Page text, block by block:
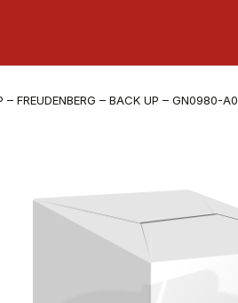
– FREUDENBERG – BACK UP – GN0980-A0